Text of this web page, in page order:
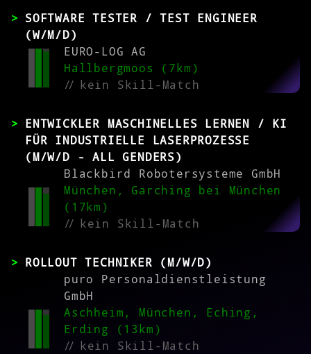
SOFTWARE TESTER / TEST ENGINEER
(W/M/D)
EURO-LOG AG
Hallbergmoos (7km)
//kein Skill-Match
ENTWICKLER MASCHINELLES LERNEN / KI
FÜR INDUSTRIELLE LASERPROZESSE
(M/W/D - ALL GENDERS)
Blackbird Robotersysteme GmbH
München, Garching bei München
(17km)
//kein Skill-Match
ROLLOUT TECHNIKER (M/W/D)
puro Personaldienstleistung
GmbH
Aschheim, München, Eching,
Erding (13km)
//kein Skill-Match